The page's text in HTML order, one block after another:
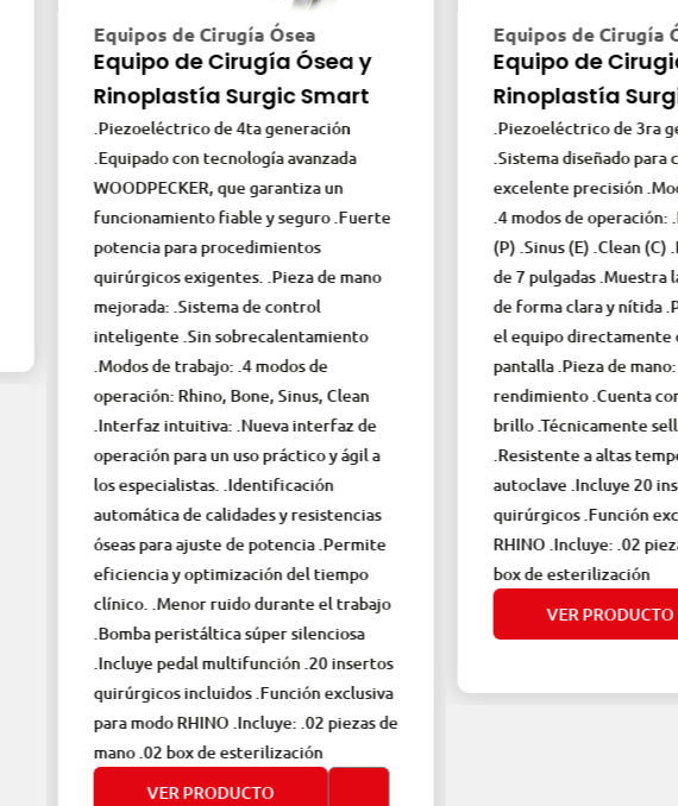
Equipos de Cirugía Ósea
Equipo de Cirugía Ósea y
Rinoplastía Surgic Smart
.Piezoeléctrico de 4ta generación
.Equipado con tecnología avanzada
WOODPECKER, que garantiza un
funcionamiento fiable y seguro .Fuerte
potencia para procedimientos
quirúrgicos exigentes. .Pieza de mano
mejorada: .Sistema de control
inteligente .Sin sobrecalentamiento
.Modos de trabajo: .4 modos de
operación: Rhino, Bone, Sinus, Clean
.Interfaz intuitiva: .Nueva interfaz de
operación para un uso práctico y ágil a
los especialistas. .Identificación
automática de calidades y resistencias
óseas para ajuste de potencia .Permite
eficiencia y optimización del tiempo
clínico. .Menor ruido durante el trabajo
.Bomba peristáltica súper silenciosa
.Incluye pedal multifunción .20 insertos
quirúrgicos incluidos .Función exclusiva
para modo RHINO .Incluye: .02 piezas de
mano .02 box de esterilización
VER PRODUCTO
Equipos de Cirugía Ósea
Equipo de Cirugia
Rinoplastía Surgic
.Piezoeléctrico de 3ra
.Sistema diseñado para
excelente precisión .Modos
.4 modos de operación:
(P) .Sinus (E) .Clean (C)
de 7 pulgadas .Muestra la
de forma clara y nítida
el equipo directamente desde
pantalla .Pieza de mano:
rendimiento .Cuenta con LED
brillo .Técnicamente sellada
.Resistente a altas
autoclave .Incluye 20 insertos
quirúrgicos .Función
RHINO .Incluye: .02 piezas de
box de esterilización
VER PRODUCTO